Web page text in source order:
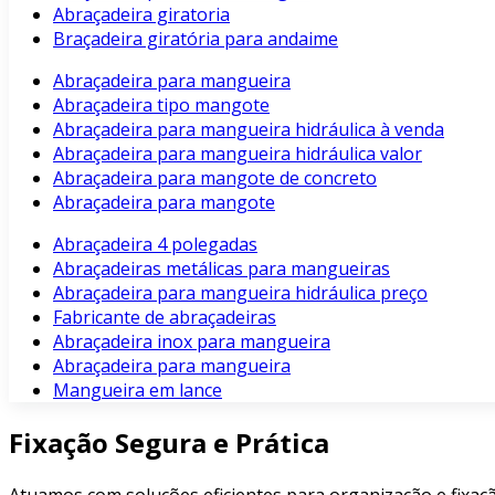
Abraçadeira giratoria
Braçadeira giratória para andaime
Abraçadeira para mangueira
Abraçadeira tipo mangote
Abraçadeira para mangueira hidráulica à venda
Abraçadeira para mangueira hidráulica valor
Abraçadeira para mangote de concreto
Abraçadeira para mangote
Abraçadeira 4 polegadas
Abraçadeiras metálicas para mangueiras
Abraçadeira para mangueira hidráulica preço
Fabricante de abraçadeiras
Abraçadeira inox para mangueira
Abraçadeira para mangueira
Mangueira em lance
Fixação Segura e Prática